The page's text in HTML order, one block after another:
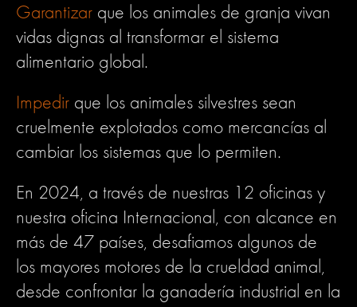
Garantizar que los animales de granja vivan
vidas dignas al transformar el sistema
alimentario global.
Impedir que los animales silvestres sean
cruelmente explotados como mercancías al
cambiar los sistemas que lo permiten.
En 2024, a través de nuestras 12 oficinas y
nuestra oficina Internacional, con alcance en
más de 47 países, desafiamos algunos de
los mayores motores de la crueldad animal,
desde confrontar la ganadería industrial en la